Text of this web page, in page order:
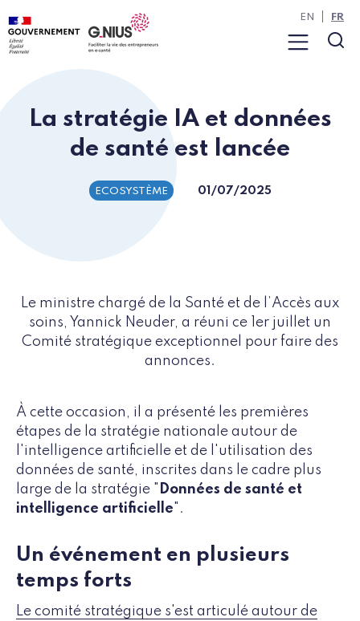
Panneau de gestion des cookies
Aller au contenu
Aller à la navigation
Menu
EN FR
La stratégie IA et données
de santé est lancée
ECOSYSTÈME 01/07/2025
Le ministre chargé de la Santé et de l’Accès aux
soins, Yannick Neuder, a réuni ce 1er juillet un
Comité stratégique exceptionnel pour faire des
annonces.
À cette occasion, il a présenté les premières
étapes de la stratégie nationale autour de
l'intelligence artificielle et de l'utilisation des
données de santé, inscrites dans le cadre plus
large de la stratégie " Données de santé et
intelligence artificielle".
Un événement en plusieurs
temps forts
Le comité stratégique s'est articulé autour de